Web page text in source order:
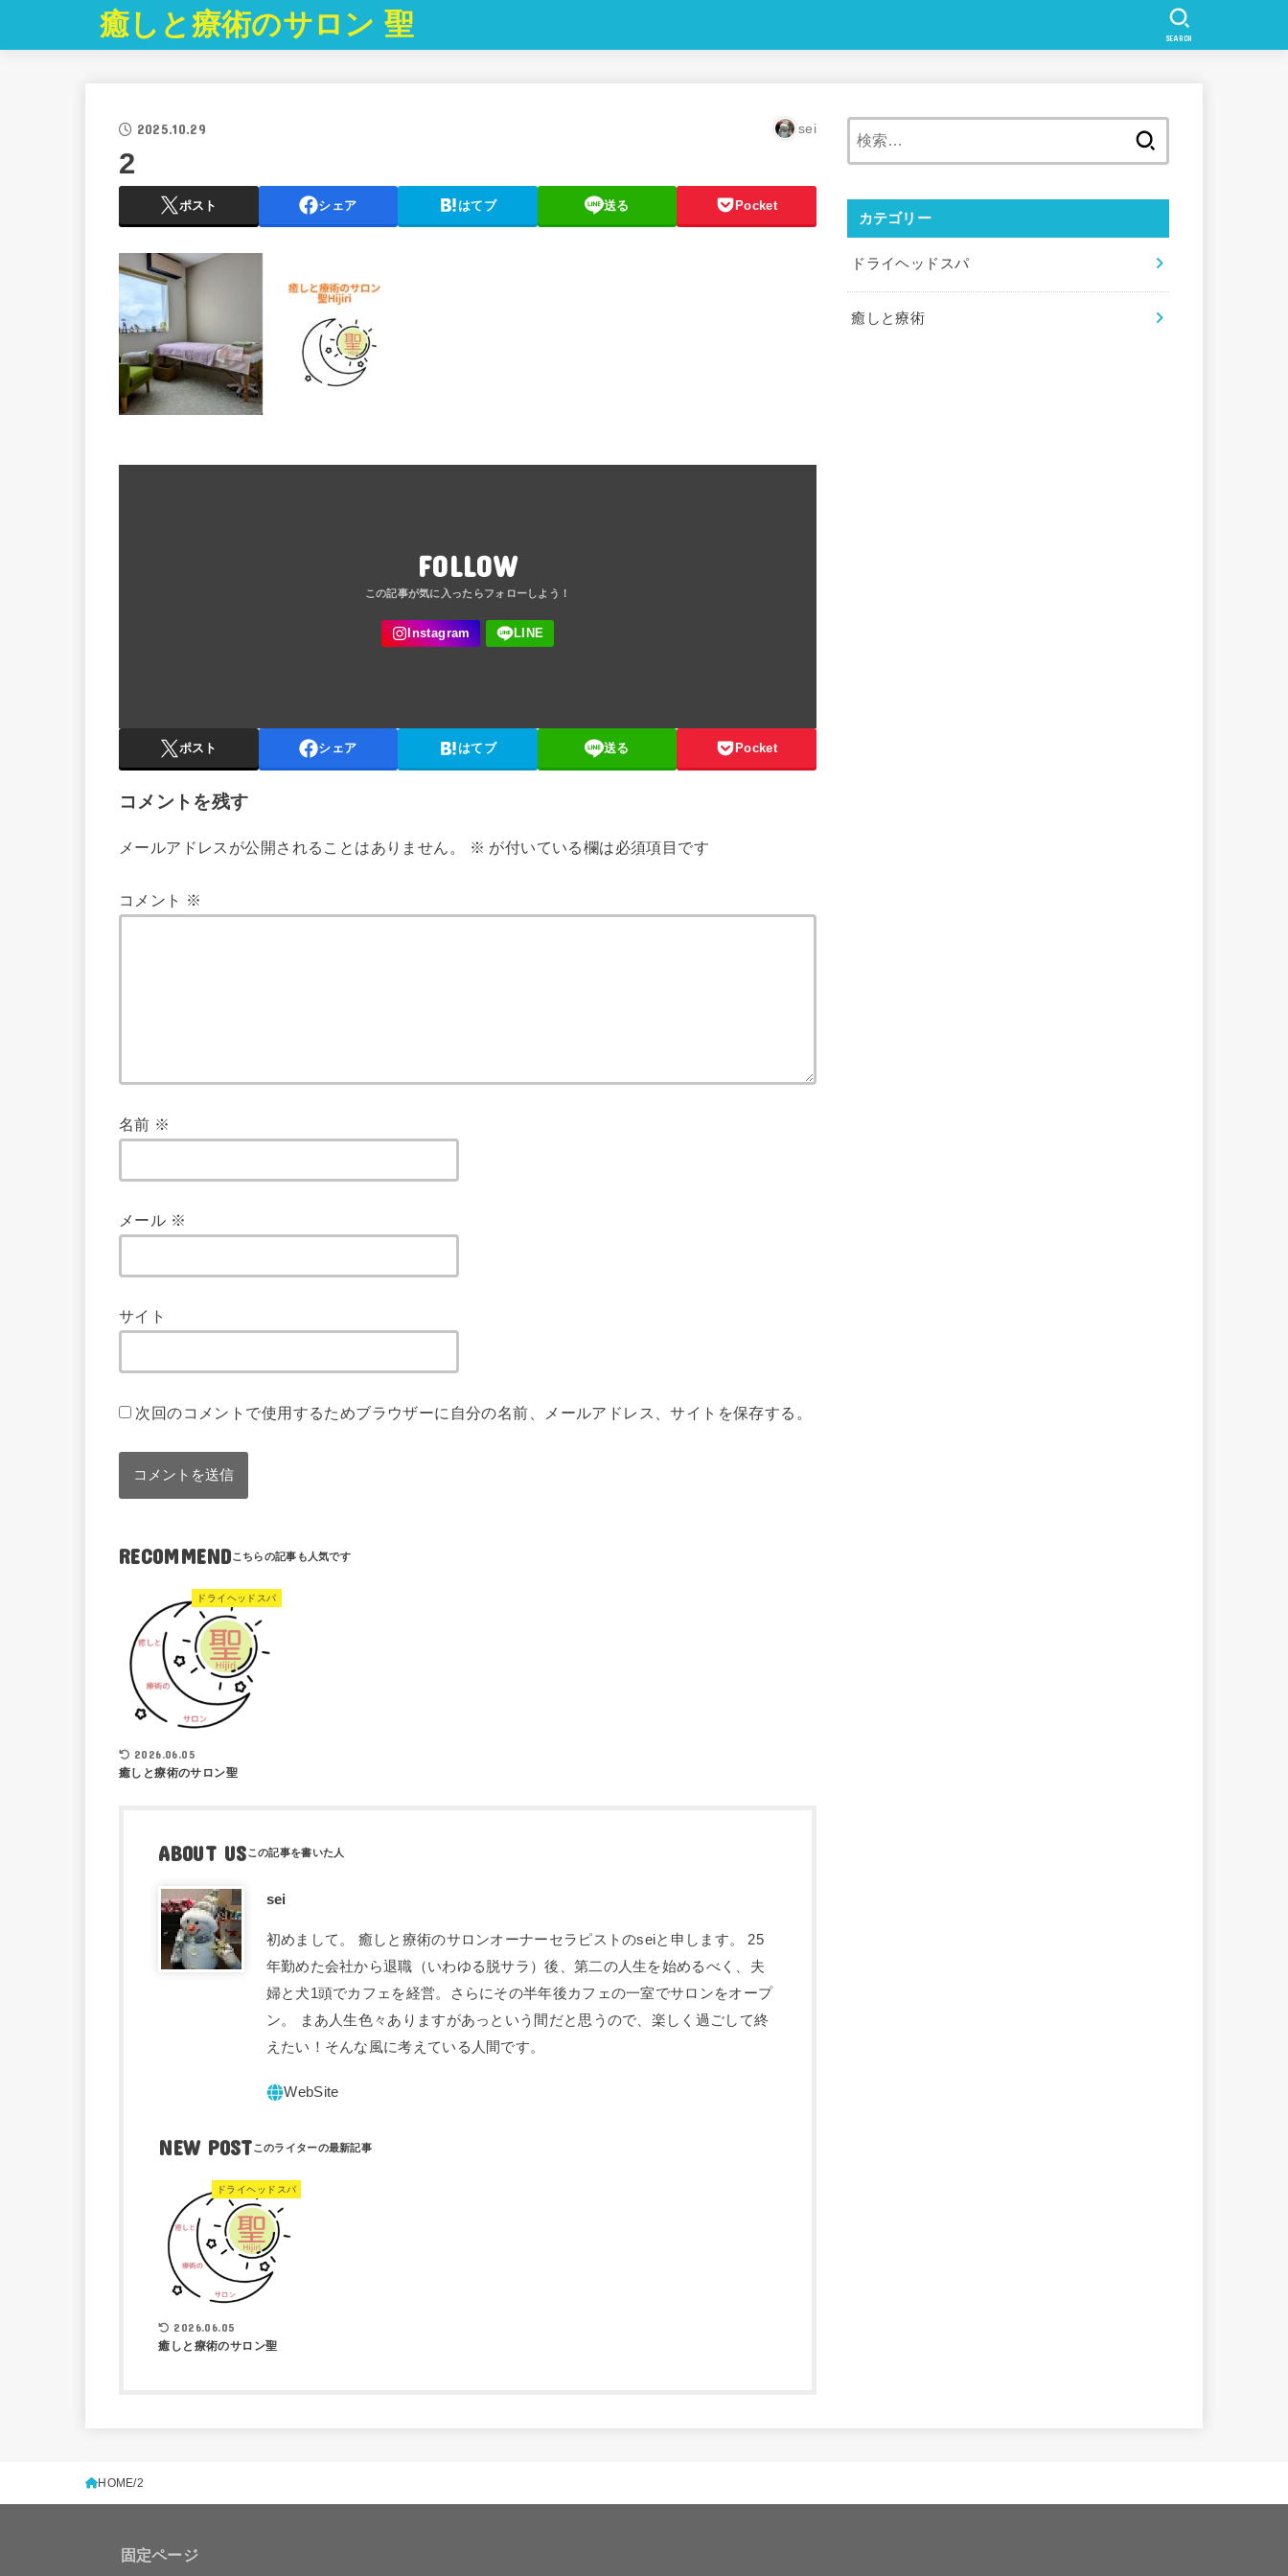
癒しと療術のサロン 聖 SEARCH
2025.10.29 sei
2
ポスト シェア はてブ 送る Pocket
FOLLOW
ポスト シェア はてブ 送る Pocket
コメントを残す
メールアドレスが公開されることはありません。 ※ が付いている欄は必須項目です
コメント ※
名前 ※
メール ※
サイト
次回のコメントで使用するためブラウザーに自分の名前、メールアドレス、サイトを保存する。
RECOMMEND
ドライヘッドスパ
2026.06.05
癒しと療術のサロン聖
ABOUT US
sei
初めまして。 癒しと療術のサロンオーナーセラピストのseiと申します。 25
年勤めた会社から退職（いわゆる脱サラ）後、第二の人生を始めるべく、夫
婦と犬1頭でカフェを経営。さらにその半年後カフェの一室でサロンをオープ
ン。 まあ人生色々ありますがあっという間だと思うので、楽しく過ごして終
えたい！そんな風に考えている人間です。
NEW POST
ドライヘッドスパ
2026.06.05
癒しと療術のサロン聖
カテゴリー
ドライヘッドスパ
癒しと療術
HOME 2
固定ページ